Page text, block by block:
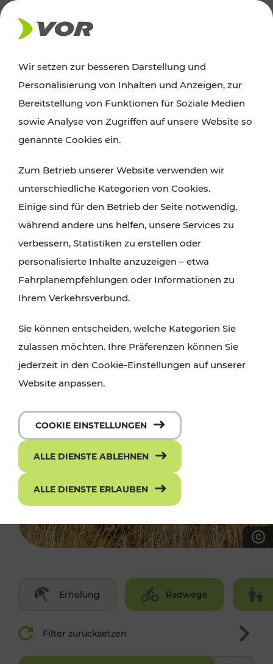
AKTUELLES
Ausflugstipps
Wien, Niederösterreich und das Burgenland
Wanderungen, Kultur und Gastronomie,
Radtouren oder purer Naturgenuss – viele
Attraktionen sind mit den Ticket- und Fahrplan-
Angeboten des VOR gut und schnell erreichbar.
Erholung Radwege
Filter zurücksetzen
Wir setzen zur besseren Darstellung und
Personalisierung von Inhalten und Anzeigen, zur
Bereitstellung von Funktionen für Soziale Medien
sowie Analyse von Zugriffen auf unsere Website so
genannte Cookies ein.
Zum Betrieb unserer Website verwenden wir
unterschiedliche Kategorien von Cookies.
Einige sind für den Betrieb der Seite notwendig,
während andere uns helfen, unsere Services zu
verbessern, Statistiken zu erstellen oder
personalisierte Inhalte anzuzeigen – etwa
Fahrplanempfehlungen oder Informationen zu
Ihrem Verkehrsverbund.
Sie können entscheiden, welche Kategorien Sie
zulassen möchten. Ihre Präferenzen können Sie
jederzeit in den Cookie-Einstellungen auf unserer
Website anpassen.
COOKIE EINSTELLUNGEN
ALLE DIENSTE ABLEHNEN
ALLE DIENSTE ERLAUBEN